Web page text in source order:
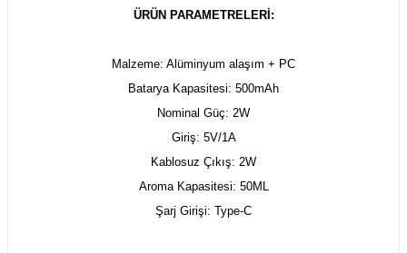
ÜRÜN PARAMETRELERİ:
Malzeme: Alüminyum alaşım + PC
Batarya Kapasitesi: 500mAh
Nominal Güç: 2W
Giriş: 5V/1A
Kablosuz Çıkış: 2W
Aroma Kapasitesi: 50ML
Şarj Girişi: Type-C